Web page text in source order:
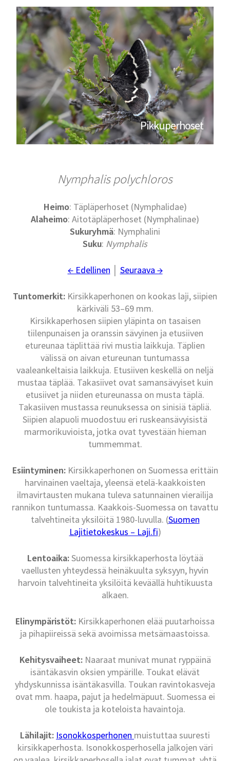
Pikkuperhoset
Nymphalis polychloros
Heimo: Täpläperhoset (Nymphalidae)
Alaheimo: Aitotäpläperhoset (Nymphalinae)
Sukuryhmä: Nymphalini
Suku: Nymphalis
← Edellinen Seuraava →
Tuntomerkit: Kirsikkaperhonen on kookas laji, siipien
kärkiväli 53–69 mm.
Kirsikkaperhosen siipien yläpinta on tasaisen
tiilenpunaisen ja oranssin sävyinen ja etusiiven
etureunaa täplittää rivi mustia laikkuja. Täplien
välissä on aivan etureunan tuntumassa
vaaleankeltaisia laikkuja. Etusiiven keskellä on neljä
mustaa täplää. Takasiivet ovat samansävyiset kuin
etusiivet ja niiden etureunassa on musta täplä.
Takasiiven mustassa reunuksessa on sinisiä täpliä.
Siipien alapuoli muodostuu eri ruskeansävyisistä
marmorikuvioista, jotka ovat tyvestään hieman
tummemmat.
Esiintyminen:Kirsikkaperhonen on Suomessa erittäin
harvinainen vaeltaja, yleensä etelä-kaakkoisten
ilmavirtausten mukana tuleva satunnainen vierailija
rannikon tuntumassa. Kaakkois-Suomessa on tavattu
talvehtineita yksilöitä 1980-luvulla. (Suomen
Lajitietokeskus – Laji.fi)
Lentoaika:Suomessa kirsikkaperhosta löytää
vaellusten yhteydessä heinäkuulta syksyyn, hyvin
harvoin talvehtineita yksilöitä keväällä huhtikuusta
alkaen.
Elinympäristöt: Kirsikkaperhonen elää puutarhoissa
ja pihapiireissä sekä avoimissa metsämaastoissa.
Kehitysvaiheet:Naaraat munivat munat ryppäinä
isäntäkasvin oksien ympärille. Toukat elävät
yhdyskunnissa isäntäkasvilla. Toukan ravintokasveja
ovat mm. haapa, pajut ja hedelmäpuut. Suomessa ei
ole toukista ja koteloista havaintoja.
Lähilajit: Isonokkosperhonen muistuttaa suuresti
kirsikkaperhosta. Isonokkosperhosella jalkojen väri